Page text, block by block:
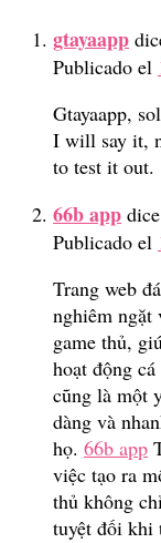
gtayaapp
Publicado el
Gtayaapp,
I will say it,
to test it out.
66b app
Publicado el
Trang web
nghiêm ngặt
game thủ,
hoạt động
cũng là một
dàng và
họ. 66b app
việc tạo ra
thủ không
tuyệt đối khi